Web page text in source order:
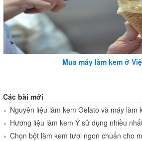
Mua máy làm kem ở
Các bài mới
Nguyên liệu làm kem Gelato và máy làm
Hương liệu làm kem Ý sử dụng nhiều
Chọn bột làm kem tươi ngon chuẩn cho